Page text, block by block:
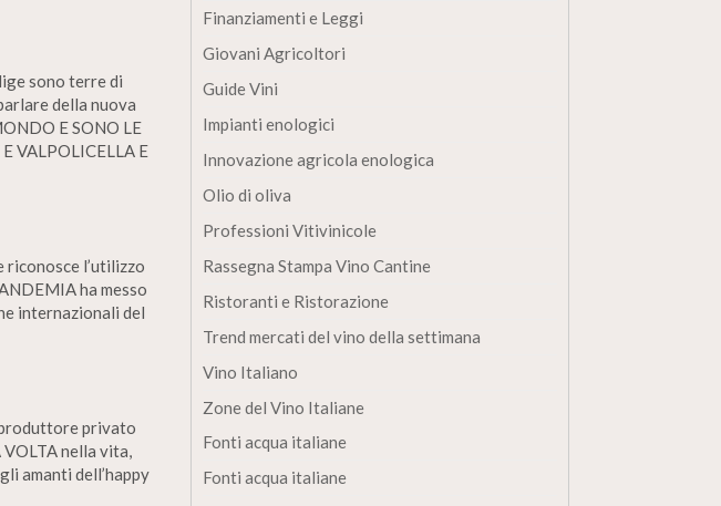
sono terre di
della nuova
E SONO LE
VALPOLICELLA E
l’utilizzo
ha messo
internazionali del
privato
VOLTA nella vita,
amanti dell’happy
Finanziamenti e Leggi
Giovani Agricoltori
Guide Vini
Impianti enologici
Innovazione agricola enologica
Olio di oliva
Professioni Vitivinicole
Rassegna Stampa Vino Cantine
Ristoranti e Ristorazione
Trend mercati del vino della settimana
Vino Italiano
Zone del Vino Italiane
Fonti acqua italiane
Fonti acqua italiane